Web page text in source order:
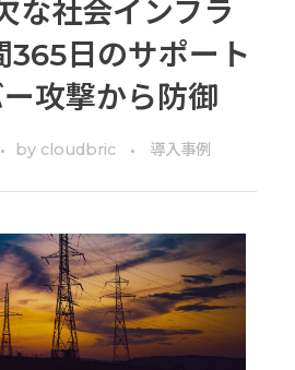
な社会インフラ
365日のサポート
攻撃から防御
by cloudbric 導入事例